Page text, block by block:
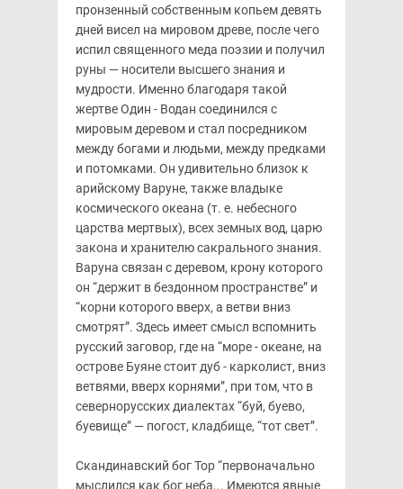
пронзенный собственным копьем девять
дней висел на мировом древе, после чего
испил священного меда поэзии и получил
руны — носители высшего знания и
мудрости. Именно благодаря такой
жертве Один - Водан соединился с
мировым деревом и стал посредником
между богами и людьми, между предками
и потомками. Он удивительно близок к
арийскому Варуне, также владыке
космического океана (т. е. небесного
царства мертвых), всех земных вод, царю
закона и хранителю сакрального знания.
Варуна связан с деревом, крону которого
он “держит в бездонном пространстве” и
“корни которого вверх, а ветви вниз
смотрят”. Здесь имеет смысл вспомнить
русский заговор, где на “море - океане, на
острове Буяне стоит дуб - карколист, вниз
ветвями, вверх корнями”, при том, что в
севернорусских диалектах “буй, буево,
буевище” — погост, кладбище, “тот свет”.
Скандинавский бог Тор “первоначально
мыслился как бог неба... Имеются явные